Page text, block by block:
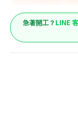
急著開工？ LINE